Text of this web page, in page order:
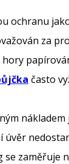
ochranu
za
hory
často
úvěr
se zaměřuje